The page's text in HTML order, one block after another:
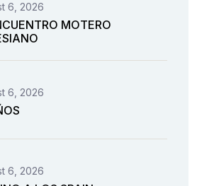
6, 2026
MOTERO
6, 2026
6, 2026